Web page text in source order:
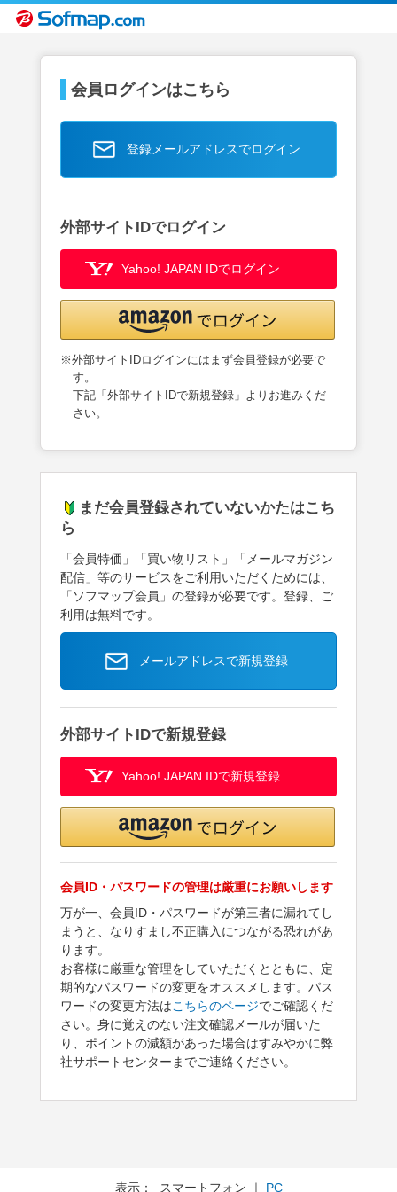
会員ログインはこちら
登録メールアドレスでログイン
外部サイトIDでログイン
Yahoo! JAPAN IDでログイン
※外部サイトIDログインにはまず会員登録が必要で
す。
下記「外部サイトIDで新規登録」よりお進みくだ
さい。
まだ会員登録されていないかたはこち
ら
「会員特価」「買い物リスト」「メールマガジン
配信」等のサービスをご利用いただくためには、
「ソフマップ会員」の登録が必要です。登録、ご
利用は無料です。
メールアドレスで新規登録
外部サイトIDで新規登録
Yahoo! JAPAN IDで新規登録
会員ID・パスワードの管理は厳重にお願いします
万が一、会員ID・パスワードが第三者に漏れてし
まうと、なりすまし不正購入につながる恐れがあ
ります。
お客様に厳重な管理をしていただくとともに、定
期的なパスワードの変更をオススメします。パス
ワードの変更方法はこちらのページでご確認くだ
さい。身に覚えのない注文確認メールが届いた
り、ポイントの減額があった場合はすみやかに弊
社サポートセンターまでご連絡ください。
表示： スマートフォン ｜ PC